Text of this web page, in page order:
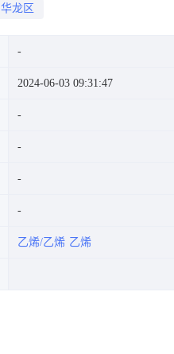
华龙区
2024-06-03 09:31:47
乙烯/乙烯 乙烯